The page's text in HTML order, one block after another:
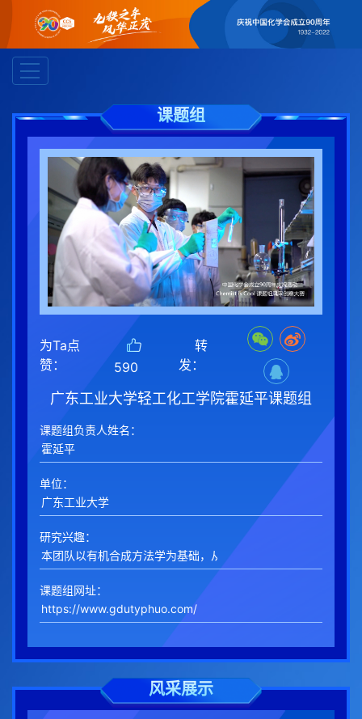
课题组
为Ta点
赞：
590
转
发：
广东工业大学轻工化工学院霍延平课题组
课题组负责人姓名：
单位：
研究兴趣：
课题组网址：
风采展示